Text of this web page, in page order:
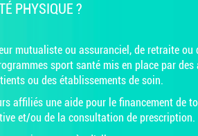
PHYSIQUE ?
mutualiste ou assuranciel, de retraite ou
sport santé mis en place par
ou des établissements de soin.
affiliés une aide pour le financement de
et/ou de la consultation de prescription.